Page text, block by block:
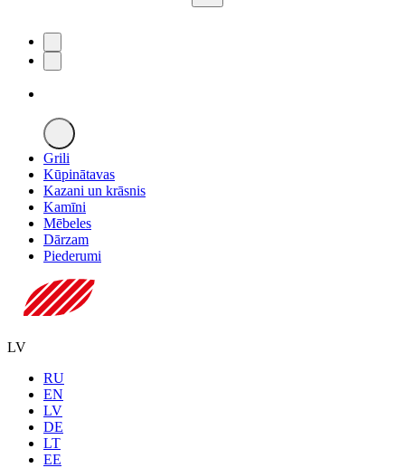
Grili
Kūpinātavas
Kazani un krāsnis
Kamīni
Mēbeles
Dārzam
Piederumi
LV
RU
EN
LV
DE
LT
EE